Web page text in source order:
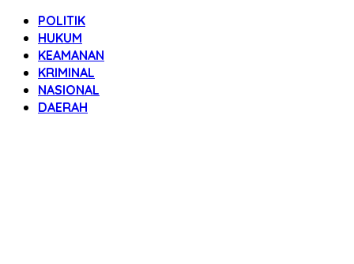
POLITIK
HUKUM
KEAMANAN
KRIMINAL
NASIONAL
DAERAH